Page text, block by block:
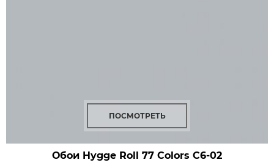
ПОСМОТРЕТЬ
Обои Hygge Roll 77 Colors C6-02